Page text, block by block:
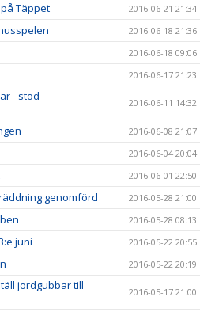
Täppet 2016-06-21 21:34
2016-06-18 21:36
2016-06-18 09:06
2016-06-17 21:23
- stöd
2016-06-11 14:32
2016-06-08 21:07
2016-06-04 20:04
2016-06-01 22:50
genomförd 2016-05-28 21:00
2016-05-28 08:13
juni 2016-05-22 20:55
2016-05-22 20:19
jordgubbar till
2016-05-17 21:00